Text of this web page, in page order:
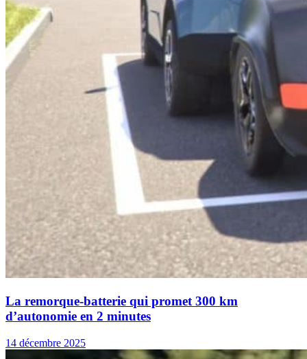
La remorque-batterie qui promet 300 km
d’autonomie en 2 minutes
14 décembre 2025